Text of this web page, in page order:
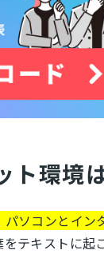
ト環境
ソコンとイン
テキストに起